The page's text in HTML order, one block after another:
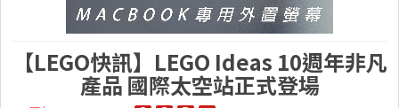
【LEGO快訊】LEGO Ideas 10週年非凡
產品 國際太空站正式登場